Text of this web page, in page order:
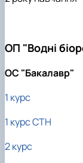
ОП "Водні
ОС "Бакалавр"
1 курс
1 курс СТН
2 курс